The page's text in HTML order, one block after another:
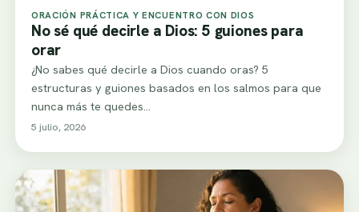
ORACIÓN PRÁCTICA Y ENCUENTRO CON DIOS
No sé qué decirle a Dios: 5 guiones para
orar
¿No sabes qué decirle a Dios cuando oras? 5
estructuras y guiones basados en los salmos para que
nunca más te quedes…
5 julio, 2026